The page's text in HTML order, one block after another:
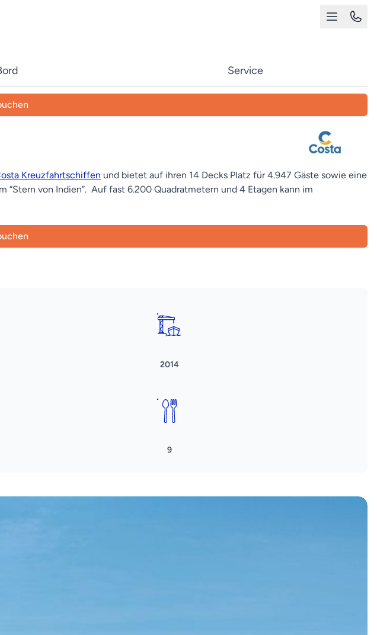
Service
Kreuzfahrtschiffen und bietet auf ihren 14 Decks Platz für 4.947 Gäste sowie eine
“Stern von Indien”. Auf fast 6.200 Quadratmetern und 4 Etagen kann im
2014
9